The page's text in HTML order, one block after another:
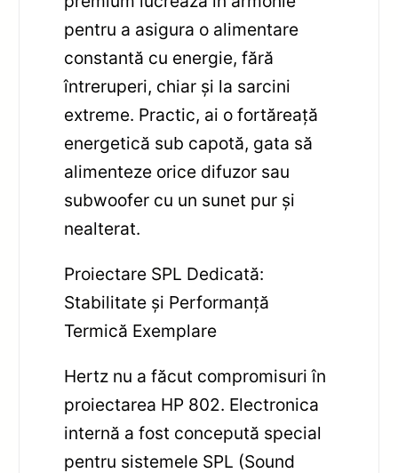
pentru a asigura o alimentare
constantă cu energie, fără
întreruperi, chiar și la sarcini
extreme. Practic, ai o fortăreață
energetică sub capotă, gata să
alimenteze orice difuzor sau
subwoofer cu un sunet pur și
nealterat.
Proiectare SPL Dedicată:
Stabilitate și Performanță
Termică Exemplare
Hertz nu a făcut compromisuri în
proiectarea HP 802. Electronica
internă a fost concepută special
pentru sistemele SPL (Sound